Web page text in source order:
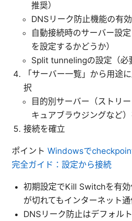
推奨）
DNSリーク防止機能の有
自動接続時のサーバー設
を設定するかどうか）
Split tunnelingの設定（必
「サーバー一覧」から用途
択
目的別サーバー（ストリ
キュアブラウジングなど
接続を確立
ポイント Windowsで
完全ガイド：設定から接続
初期設定でKill Switchを有効
が切れてもインターネット通
DNSリーク防止はデフォル